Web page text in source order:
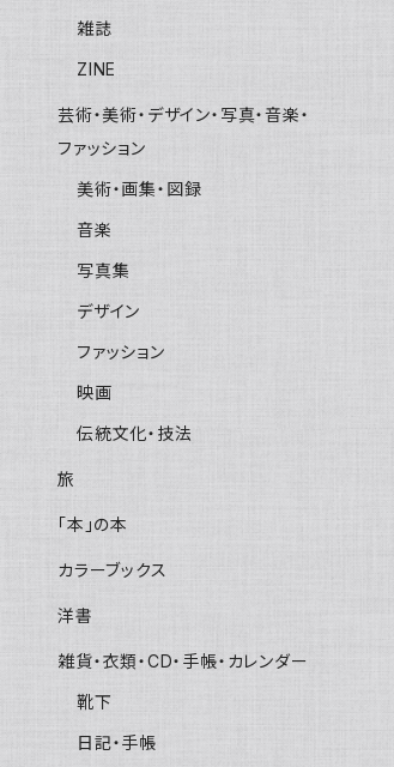
雑誌
ZINE
芸術・美術・デザイン・写真・音楽・
ファッション
美術・画集・図録
音楽
写真集
デザイン
ファッション
映画
伝統文化・技法
旅
「本」の本
カラーブックス
洋書
雑貨・衣類・CD・手帳・カレンダー
靴下
日記・手帳